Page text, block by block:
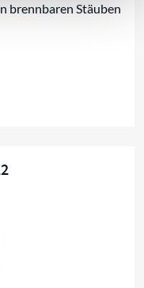
brennbaren Stäuben